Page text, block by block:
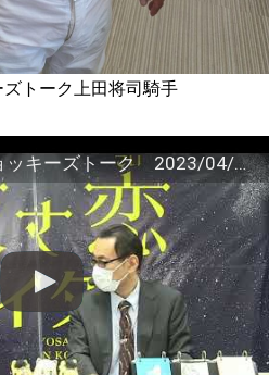
ズトーク上田将司騎手
モーニング展望。ジョッキーズトーク 2023/04/16